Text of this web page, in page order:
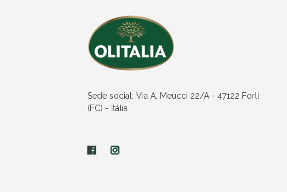
Sede social: Via A. Meucci 22/A - 47122 Forli
(FC) - Itália